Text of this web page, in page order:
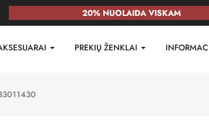
20% NUOLAIDA VISKAM
PREKIŲ ŽENKLAI